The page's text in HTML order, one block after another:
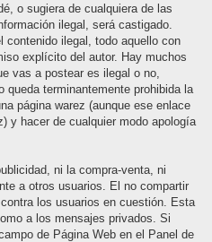
o sugiera de cualquiera de las
ilegal, será castigado.
contenido ilegal, todo aquello con
explícito del autor. Hay muchos
vas a postear es ilegal o no,
queda terminantemente prohibida la
página warez (aunque ese enlace
y hacer de cualquier modo apología
ni la compra-venta, ni
a otros usuarios. El no compartir
los usuarios en cuestión. Esta
a los mensajes privados. Si
de Página Web en el Panel de